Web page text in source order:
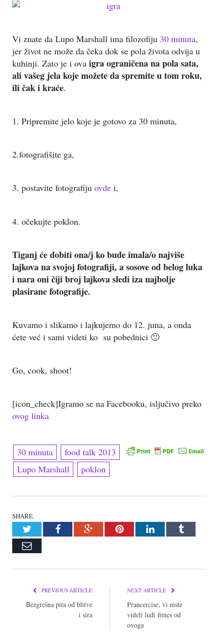
Vi znate da Lupo Marshall ima filozofiju 30 minuta,
jer život ne može da čeka dok se pola života odvija u
kuhinji. Zato je i ova igra ograničena na pola sata,
ali vašeg jela koje možete da spremite u tom roku,
ili čak i kraće.
1. Pripremite jelo koje je gotovo za 30 minuta,
2.fotografišite ga,
3. postavite fotografiju ovde i,
4. očekujte poklon.
Tiganj će dobiti ona/j ko bude imala/o najviše
lajkova na svojoj fotografiji, a sosove od belog luka
i nara oni čiji broj lajkova sledi iza najbolje
plasirane fotografije.
Kuvamo i slikamo i lajkujemo do 12. juna, a onda
ćete već i sami videti ko su pobednici 🙂
Go, cook, shoot!
[icon_check]Igramo se na Facebooku, isljučivo preko
ovog linka
30 minuta
food talk 2013
Lupo Marshall
poklon
SHARE.
TwitterFacebookGoogle+PinterestLinkedInTumblr
Email
PREVIOUS ARTICLE
Bezgrešna pita od blitve
i sira
NEXT ARTICLE
Prancercise, vi niste
videli luđi fitnes od
ovoga